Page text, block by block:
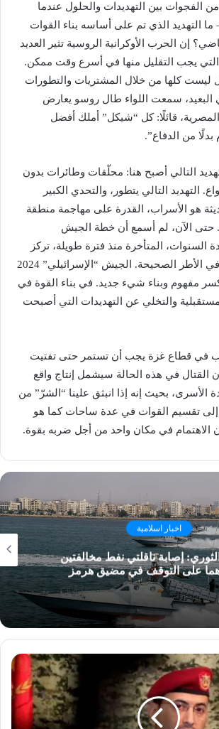
الفجوات بين التهديدات والحلول عندما
التهديد الذي تم على أساسه بناء القوات
إن الحرب الأوكرانية الروسية تثير العديد
يجب التقليل منها في أسرع وقت ممكن.
ليست كلها من خلال المشتريات والتطورات
البعيد، سمعت اللواء طال روسو يعارض
قائلًا: كل “شيكل” أملك أفضل
من الدفاع”.
التالي أصبح هنا: محلّقات وطائرات بدون
التهديد التالي يتطور، والتحدي الكبير
هو الأسراب، القدرة على مهاجمة منطقة
الآن، لم أسمع أن خطة الجيش
السنوات، المتأخرة منذ فترة طويلة، تركز
على هذه التهديدات في الأطر الصحيحة. الجيش “الإسرائيلي” 2024
مفهوم وبناء شيء جديد. في بناء القوة في
والتخلي عن التهديدات التي أصبحت
في قطاع غزة يجب أن تستمر حتى تفتيت
القتال في هذه الحالة سيشمل إنتاج واقع
الأسرى، بحيث إنه إذا انبثق علينا “الشرّ” من
تقسيم القوات في عدة ساحات كما هو
الاهتمام في مكان واحد من أجل ضربه بقوة.
اخبار اسلامية
إصابة ناقلتي نفط مخالفتين
على التوقف في مضيق هرمز